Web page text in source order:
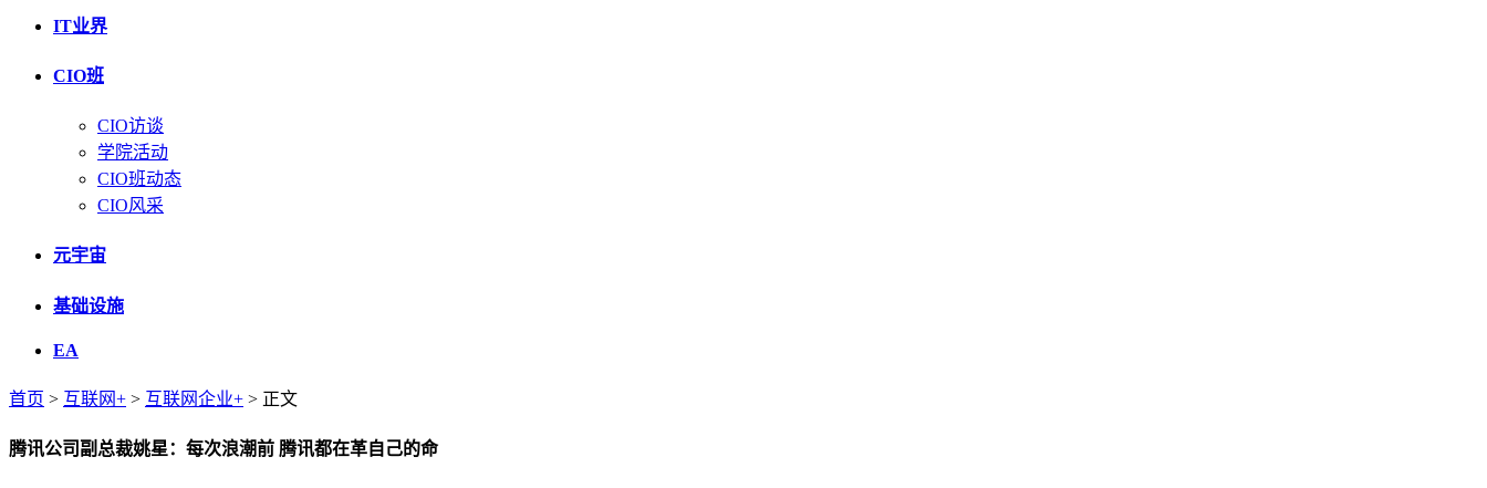
IT业界
CIO班
CIO访谈
学院活动
CIO班动态
CIO风采
元宇宙
基础设施
EA
首页 > 互联网+ > 互联网企业+ > 正文
腾讯公司副总裁姚星：每次浪潮前 腾讯都在革自己的命